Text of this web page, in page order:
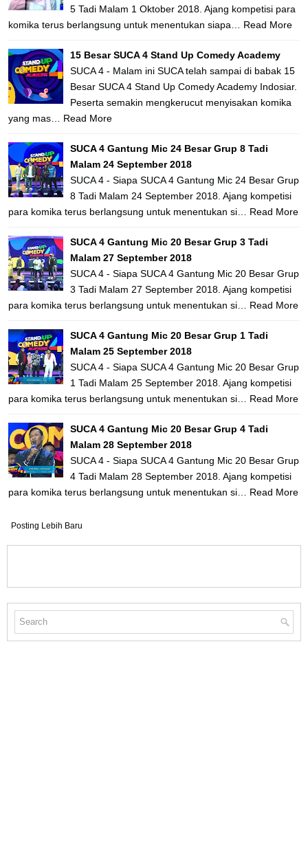
5 Tadi Malam 1 Oktober 2018. Ajang kompetisi para
komika terus berlangsung untuk menentukan siapa… Read More
15 Besar SUCA 4 Stand Up Comedy Academy
SUCA 4 - Malam ini SUCA telah sampai di babak 15
Besar SUCA 4 Stand Up Comedy Academy Indosiar.
Peserta semakin mengkerucut menyisakan komika
yang mas… Read More
SUCA 4 Gantung Mic 24 Besar Grup 8 Tadi
Malam 24 September 2018
SUCA 4 - Siapa SUCA 4 Gantung Mic 24 Besar Grup
8 Tadi Malam 24 September 2018. Ajang kompetisi
para komika terus berlangsung untuk menentukan si… Read More
SUCA 4 Gantung Mic 20 Besar Grup 3 Tadi
Malam 27 September 2018
SUCA 4 - Siapa SUCA 4 Gantung Mic 20 Besar Grup
3 Tadi Malam 27 September 2018. Ajang kompetisi
para komika terus berlangsung untuk menentukan si… Read More
SUCA 4 Gantung Mic 20 Besar Grup 1 Tadi
Malam 25 September 2018
SUCA 4 - Siapa SUCA 4 Gantung Mic 20 Besar Grup
1 Tadi Malam 25 September 2018. Ajang kompetisi
para komika terus berlangsung untuk menentukan si… Read More
SUCA 4 Gantung Mic 20 Besar Grup 4 Tadi
Malam 28 September 2018
SUCA 4 - Siapa SUCA 4 Gantung Mic 20 Besar Grup
4 Tadi Malam 28 September 2018. Ajang kompetisi
para komika terus berlangsung untuk menentukan si… Read More
Posting Lebih Baru